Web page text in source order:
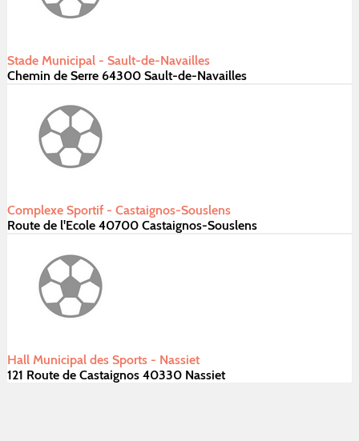
Stade Municipal - Sault-de-Navailles
Chemin de Serre 64300 Sault-de-Navailles
Complexe Sportif - Castaignos-Souslens
Route de l'Ecole 40700 Castaignos-Souslens
Hall Municipal des Sports - Nassiet
121 Route de Castaignos 40330 Nassiet